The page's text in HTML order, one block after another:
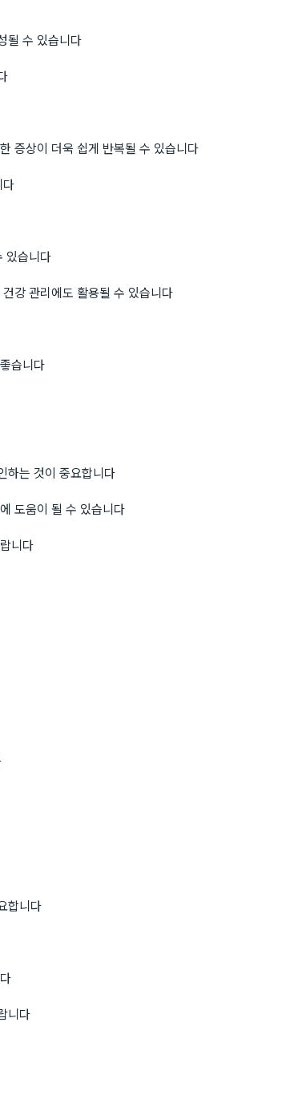
될 수 있습니다
증상이 더욱 쉽게 반복될 수 있습니다
다
있습니다
강 관리에도 활용될 수 있습니다
습니다
하는 것이 중요합니다
도움이 될 수 있습니다
니다
합니다
니다